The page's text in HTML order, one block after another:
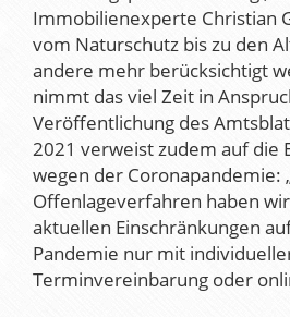
Immobilienexperte Christian
vom Naturschutz bis zu den
andere mehr berücksichtigt
nimmt das viel Zeit in
Veröffentlichung des
2021 verweist zudem auf die
wegen der Coronapandemie:
Offenlageverfahren haben
aktuellen Einschränkungen
Pandemie nur mit
Terminvereinbarung oder